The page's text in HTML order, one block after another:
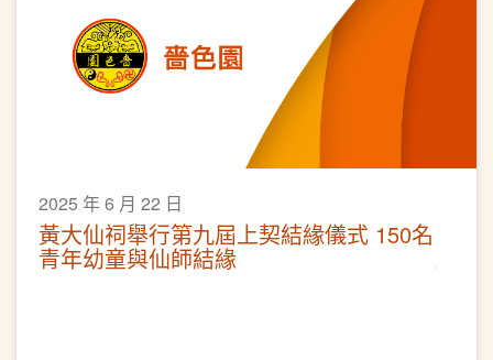
2025 年 6 月 22 日
黃大仙祠舉行第九屆上契結緣儀式 150名
青年幼童與仙師結緣